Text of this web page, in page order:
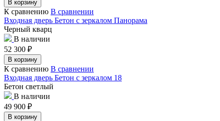
В корзину
К сравнению В сравнении
Входная дверь Бетон с зеркалом Панорама
Черный кварц
В наличии
52 300 ₽
В корзину
К сравнению В сравнении
Входная дверь Бетон с зеркалом 18
Бетон светлый
В наличии
49 900 ₽
В корзину